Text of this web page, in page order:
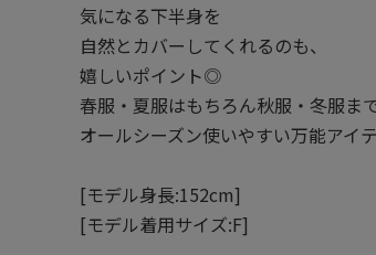
気になる下半身を
自然とカバーしてくれるのも、
嬉しいポイント◎
春服・夏服はもちろん秋服・冬服まで
オールシーズン使いやすい万能アイテ
[モデル身長:152cm]
[モデル着用サイズ:F]